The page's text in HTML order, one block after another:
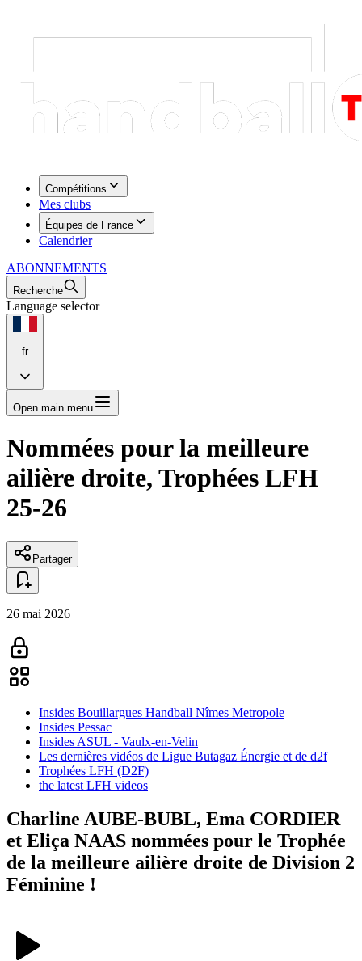
Compétitions
Mes clubs
Équipes de France
Calendrier
ABONNEMENTS
Recherche
Language selector
fr
Open main menu
Nommées pour la meilleure
ailière droite, Trophées LFH
25-26
Partager
26 mai 2026
Insides Bouillargues Handball Nîmes Metropole
Insides Pessac
Insides ASUL - Vaulx-en-Velin
Les dernières vidéos de Ligue Butagaz Énergie et de d2f
Trophées LFH (D2F)
the latest LFH videos
Charline AUBE-BUBL, Ema CORDIER
et Eliça NAAS nommées pour le Trophée
de la meilleure ailière droite de Division 2
Féminine !